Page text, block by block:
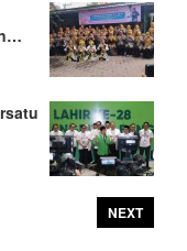
NEXT